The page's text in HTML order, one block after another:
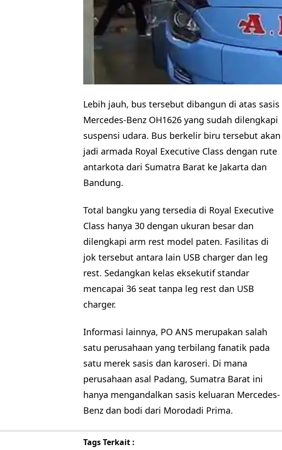
Lebih jauh, bus tersebut dibangun di atas sasis
Mercedes-Benz OH1626 yang sudah dilengkapi
suspensi udara. Bus berkelir biru tersebut akan
jadi armada Royal Executive Class dengan rute
antarkota dari Sumatra Barat ke Jakarta dan
Bandung.
Total bangku yang tersedia di Royal Executive
Class hanya 30 dengan ukuran besar dan
dilengkapi arm rest model paten. Fasilitas di
jok tersebut antara lain USB charger dan leg
rest. Sedangkan kelas eksekutif standar
mencapai 36 seat tanpa leg rest dan USB
charger.
Informasi lainnya, PO ANS merupakan salah
satu perusahaan yang terbilang fanatik pada
satu merek sasis dan karoseri. Di mana
perusahaan asal Padang, Sumatra Barat ini
hanya mengandalkan sasis keluaran Mercedes-
Benz dan bodi dari Morodadi Prima.
Tags Terkait :